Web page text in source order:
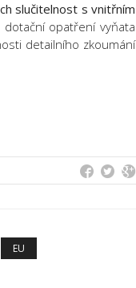
slučitelnost s vnitřním
opatření vyňata
detailního zkoumání
EU